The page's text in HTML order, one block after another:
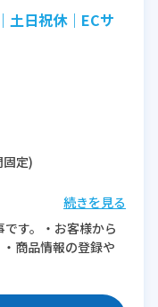
土日祝休｜ECサ
定)
続きを見る
す。・お客様から
商品情報の登録や